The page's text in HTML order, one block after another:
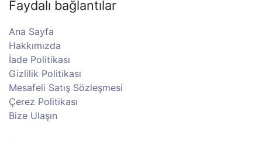
Faydalı bağlantılar
Ana Sayfa
Hakkımızda
İade Politikası
Gizlilik Politikası
Mesafeli Satış Sözleşmesi
Çerez Politikası
Bize Ulaşın